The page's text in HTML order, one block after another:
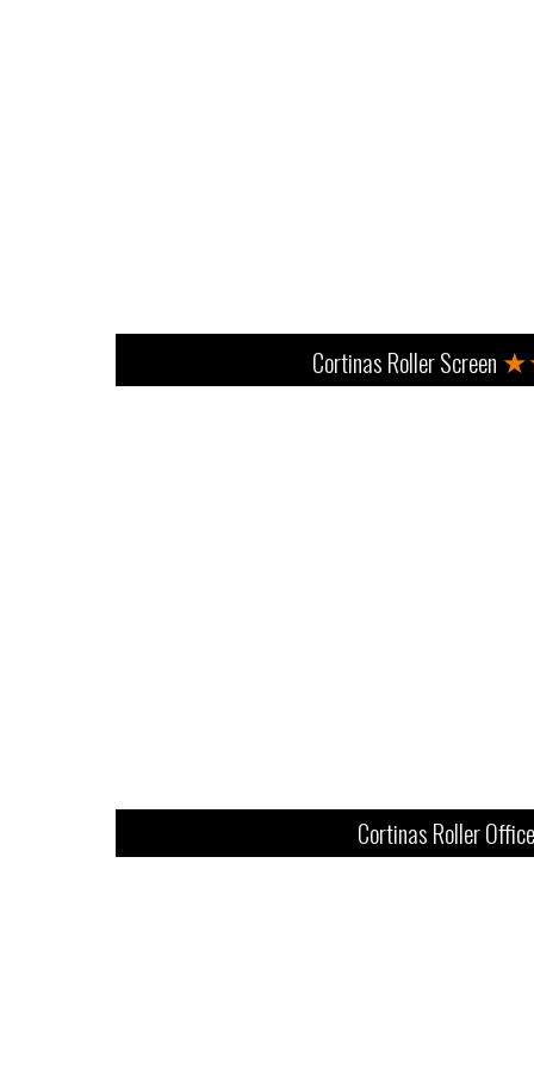
Cortinas Roller Screen
Cortinas Roller Office